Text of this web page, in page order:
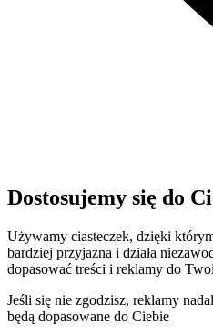
Dostosujemy się do
Używamy ciasteczek, dzięki
bardziej przyjazna i działa
dopasować treści i reklamy do
Jeśli się nie zgodzisz, reklamy
będą dopasowane do Ciebie